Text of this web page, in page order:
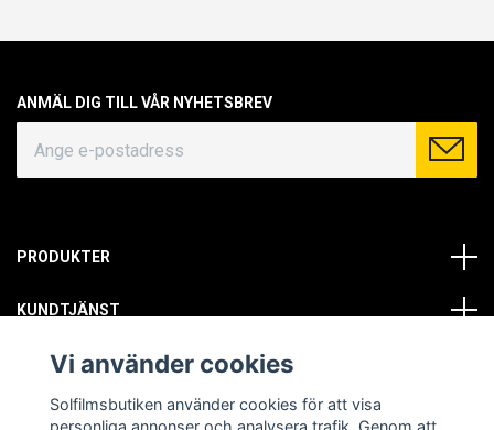
ANMÄL DIG TILL VÅR NYHETSBREV
PRODUKTER
KUNDTJÄNST
OM OSS
SOCIALA MEDIER
Vi använder cookies
Solfilmsbutiken använder cookies för att visa
personliga annonser och analysera trafik. Genom att